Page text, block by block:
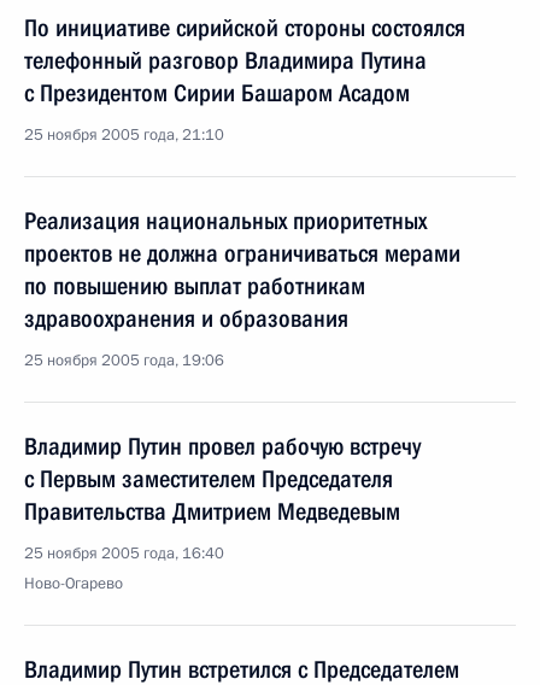
По инициативе сирийской стороны состоялся
телефонный разговор Владимира Путина
с Президентом Сирии Башаром Асадом
25 ноября 2005 года, 21:10
Реализация национальных приоритетных
проектов не должна ограничиваться мерами
по повышению выплат работникам
здравоохранения и образования
25 ноября 2005 года, 19:06
Владимир Путин провел рабочую встречу
с Первым заместителем Председателя
Правительства Дмитрием Медведевым
25 ноября 2005 года, 16:40
Ново-Огарево
Владимир Путин встретился с Председателем